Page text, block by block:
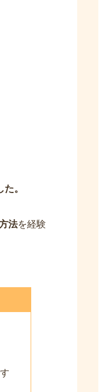
。
法を経験